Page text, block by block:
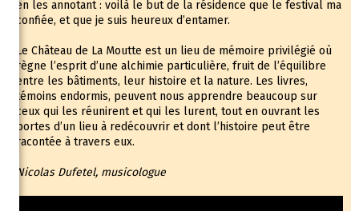
en les annotant : voilà le but de la résidence que le festival ma
confiée, et que je suis heureux d’entamer.
Le Château de La Moutte est un lieu de mémoire privilégié où
règne l’esprit d’une alchimie particulière, fruit de l’équilibre
entre les bâtiments, leur histoire et la nature. Les livres,
témoins endormis, peuvent nous apprendre beaucoup sur
ceux qui les réunirent et qui les lurent, tout en ouvrant les
portes d’un lieu à redécouvrir et dont l’histoire peut être
racontée à travers eux.
Nicolas Dufetel, musicologue